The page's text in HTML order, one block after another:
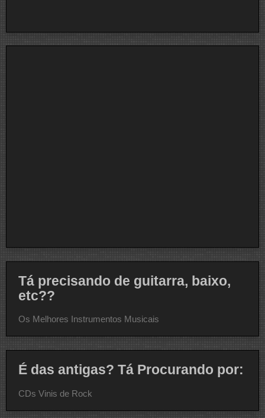
Tá precisando de guitarra, baixo,
etc??
Os Melhores Instrumentos Musicais
É das antigas? Tá Procurando por:
CDs Vinis de Rock